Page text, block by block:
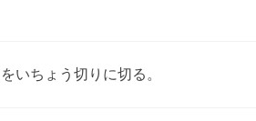
いちょう切りに切る。